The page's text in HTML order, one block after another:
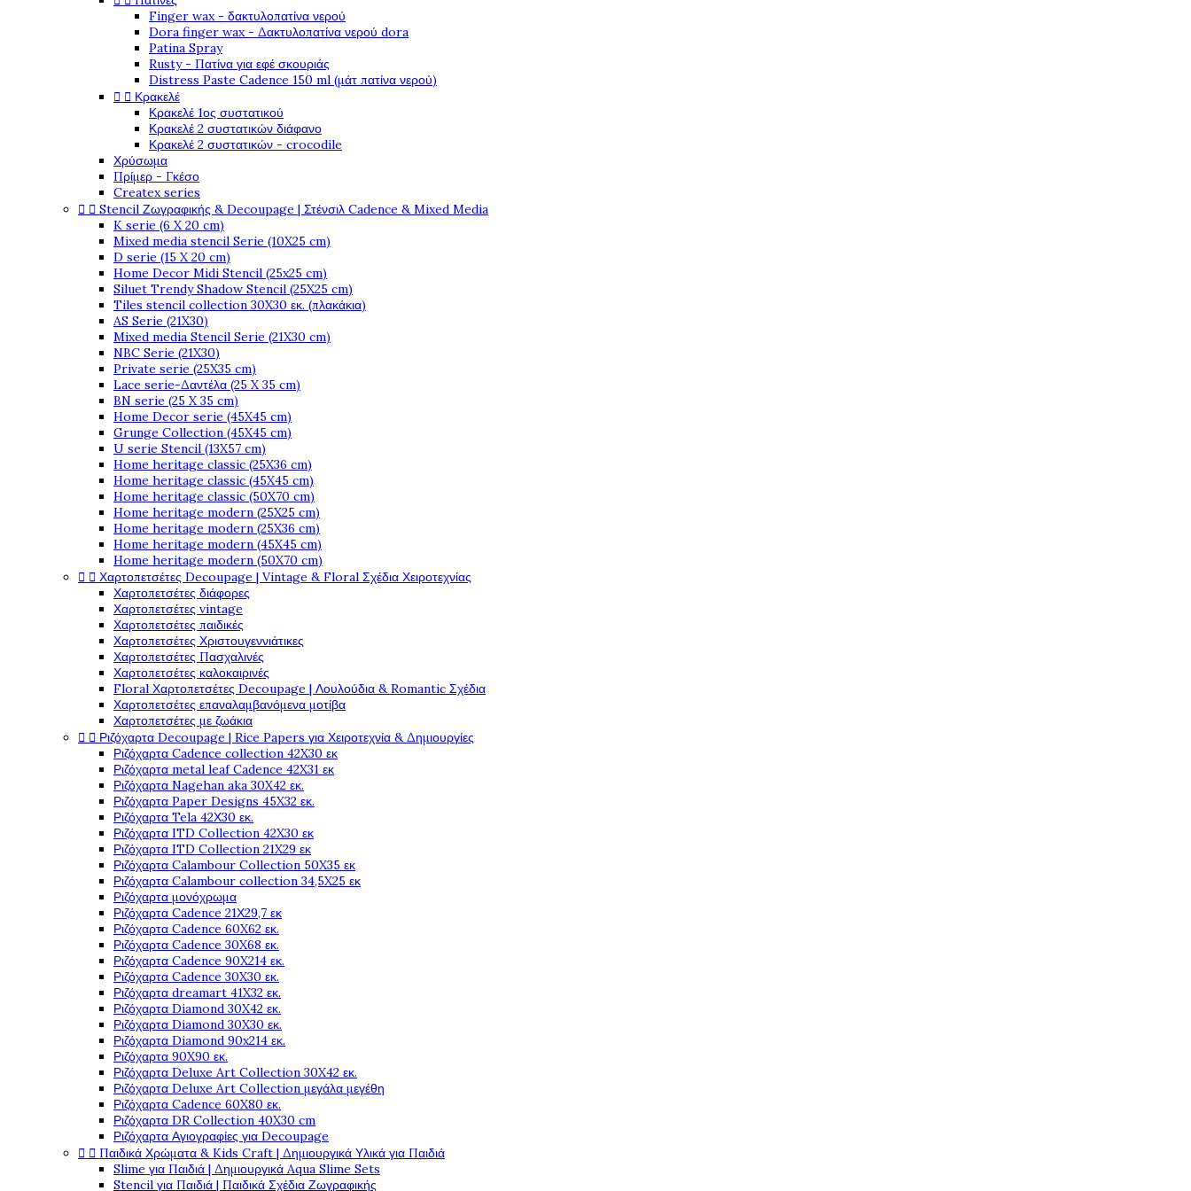
Finger wax - δακτυλοπατίνα νερού
Dora finger wax - Δακτυλοπατίνα νερού dora
Patina Spray
Rusty - Πατίνα για εφέ σκουριάς
Distress Paste Cadence 150 ml (μάτ πατίνα νερού)
  Κρακελέ
Κρακελέ 1ος συστατικού
Κρακελέ 2 συστατικών διάφανο
Κρακελέ 2 συστατικών - crocodile
Χρύσωμα
Πρίμερ - Γκέσο
Createx series
  Stencil Ζωγραφικής & Decoupage | Στένσιλ Cadence & Mixed Media
K serie (6 X 20 cm)
Mixed media stencil Serie (10X25 cm)
D serie (15 X 20 cm)
Home Decor Midi Stencil (25x25 cm)
Siluet Trendy Shadow Stencil (25X25 cm)
Tiles stencil collection 30X30 εκ. (πλακάκια)
AS Serie (21X30)
Mixed media Stencil Serie (21X30 cm)
NBC Serie (21X30)
Private serie (25X35 cm)
Lace serie-Δαντέλα (25 X 35 cm)
BN serie (25 X 35 cm)
Home Decor serie (45X45 cm)
Grunge Collection (45X45 cm)
U serie Stencil (13X57 cm)
Home heritage classic (25X36 cm)
Home heritage classic (45X45 cm)
Home heritage classic (50X70 cm)
Home heritage modern (25X25 cm)
Home heritage modern (25X36 cm)
Home heritage modern (45X45 cm)
Home heritage modern (50X70 cm)
  Χαρτοπετσέτες Decoupage | Vintage & Floral Σχέδια Χειροτεχνίας
Χαρτοπετσέτες διάφορες
Χαρτοπετσέτες vintage
Χαρτοπετσέτες παιδικές
Χαρτοπετσέτες Χριστουγεννιάτικες
Χαρτοπετσέτες Πασχαλινές
Χαρτοπετσέτες καλοκαιρινές
Floral Χαρτοπετσέτες Decoupage | Λουλούδια & Romantic Σχέδια
Χαρτοπετσέτες επαναλαμβανόμενα μοτίβα
Χαρτοπετσέτες με ζωάκια
  Ριζόχαρτα Decoupage | Rice Papers για Χειροτεχνία & Δημιουργίες
Ριζόχαρτα Cadence collection 42X30 εκ
Ριζόχαρτα metal leaf Cadence 42X31 εκ
Ριζόχαρτα Nagehan aka 30X42 εκ.
Ριζόχαρτα Paper Designs 45X32 εκ.
Ριζόχαρτα Tela 42Χ30 εκ.
Ριζόχαρτα ITD Collection 42X30 εκ
Ριζόχαρτα ITD Collection 21X29 εκ
Ριζόχαρτα Calambour Collection 50X35 εκ
Ριζόχαρτα Calambour collection 34,5X25 εκ
Ριζόχαρτα μονόχρωμα
Ριζόχαρτα Cadence 21Χ29,7 εκ
Ριζόχαρτα Cadence 60X62 εκ.
Ριζόχαρτα Cadence 30X68 εκ.
Ριζόχαρτα Cadence 90X214 εκ.
Ριζόχαρτα Cadence 30X30 εκ.
Ριζόχαρτα dreamart 41X32 εκ.
Ριζόχαρτα Diamond 30X42 εκ.
Ριζόχαρτα Diamond 30X30 εκ.
Ριζόχαρτα Diamond 90x214 εκ.
Ριζόχαρτα 90X90 εκ.
Ριζόχαρτα Deluxe Art Collection 30X42 εκ.
Ριζόχαρτα Deluxe Art Collection μεγάλα μεγέθη
Ριζόχαρτα Cadence 60X80 εκ.
Ριζόχαρτα DR Collection 40X30 cm
Ριζόχαρτα Αγιογραφίες για Decoupage
  Παιδικά Χρώματα & Kids Craft | Δημιουργικά Υλικά για Παιδιά
Slime για Παιδιά | Δημιουργικά Aqua Slime Sets
Stencil για Παιδιά | Παιδικά Σχέδια Ζωγραφικής